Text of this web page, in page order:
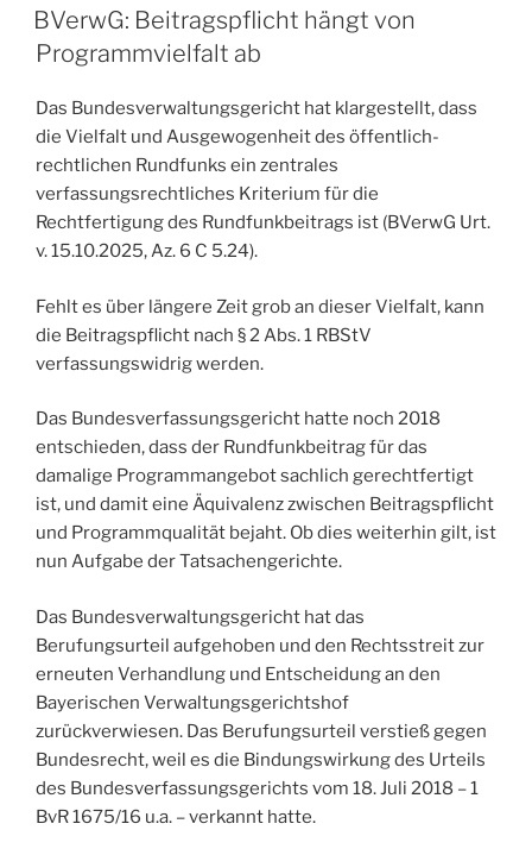
AM
BVerwG: Beitragspflicht hängt von
Programmvielfalt ab
Das Bundesverwaltungsgericht hat klargestellt, dass
die Vielfalt und Ausgewogenheit des öffentlich-
rechtlichen Rundfunks ein zentrales
verfassungsrechtliches Kriterium für die
Rechtfertigung des Rundfunkbeitrags ist (BVerwG Urt.
v. 15.10.2025, Az. 6 C 5.24).
Fehlt es über längere Zeit grob an dieser Vielfalt, kann
die Beitragspflicht nach § 2 Abs. 1 RBStV
verfassungswidrig werden.
Das Bundesverfassungsgericht hatte noch 2018
entschieden, dass der Rundfunkbeitrag für das
damalige Programmangebot sachlich gerechtfertigt
ist, und damit eine Äquivalenz zwischen Beitragspflicht
und Programmqualität bejaht. Ob dies weiterhin gilt, ist
nun Aufgabe der Tatsachengerichte.
Das Bundesverwaltungsgericht hat das
Berufungsurteil aufgehoben und den Rechtsstreit zur
erneuten Verhandlung und Entscheidung an den
Bayerischen Verwaltungsgerichtshof
zurückverwiesen. Das Berufungsurteil verstieß gegen
Bundesrecht, weil es die Bindungswirkung des Urteils
des Bundesverfassungsgerichts vom 18. Juli 2018 – 1
BvR 1675/16 u.a. – verkannt hatte.